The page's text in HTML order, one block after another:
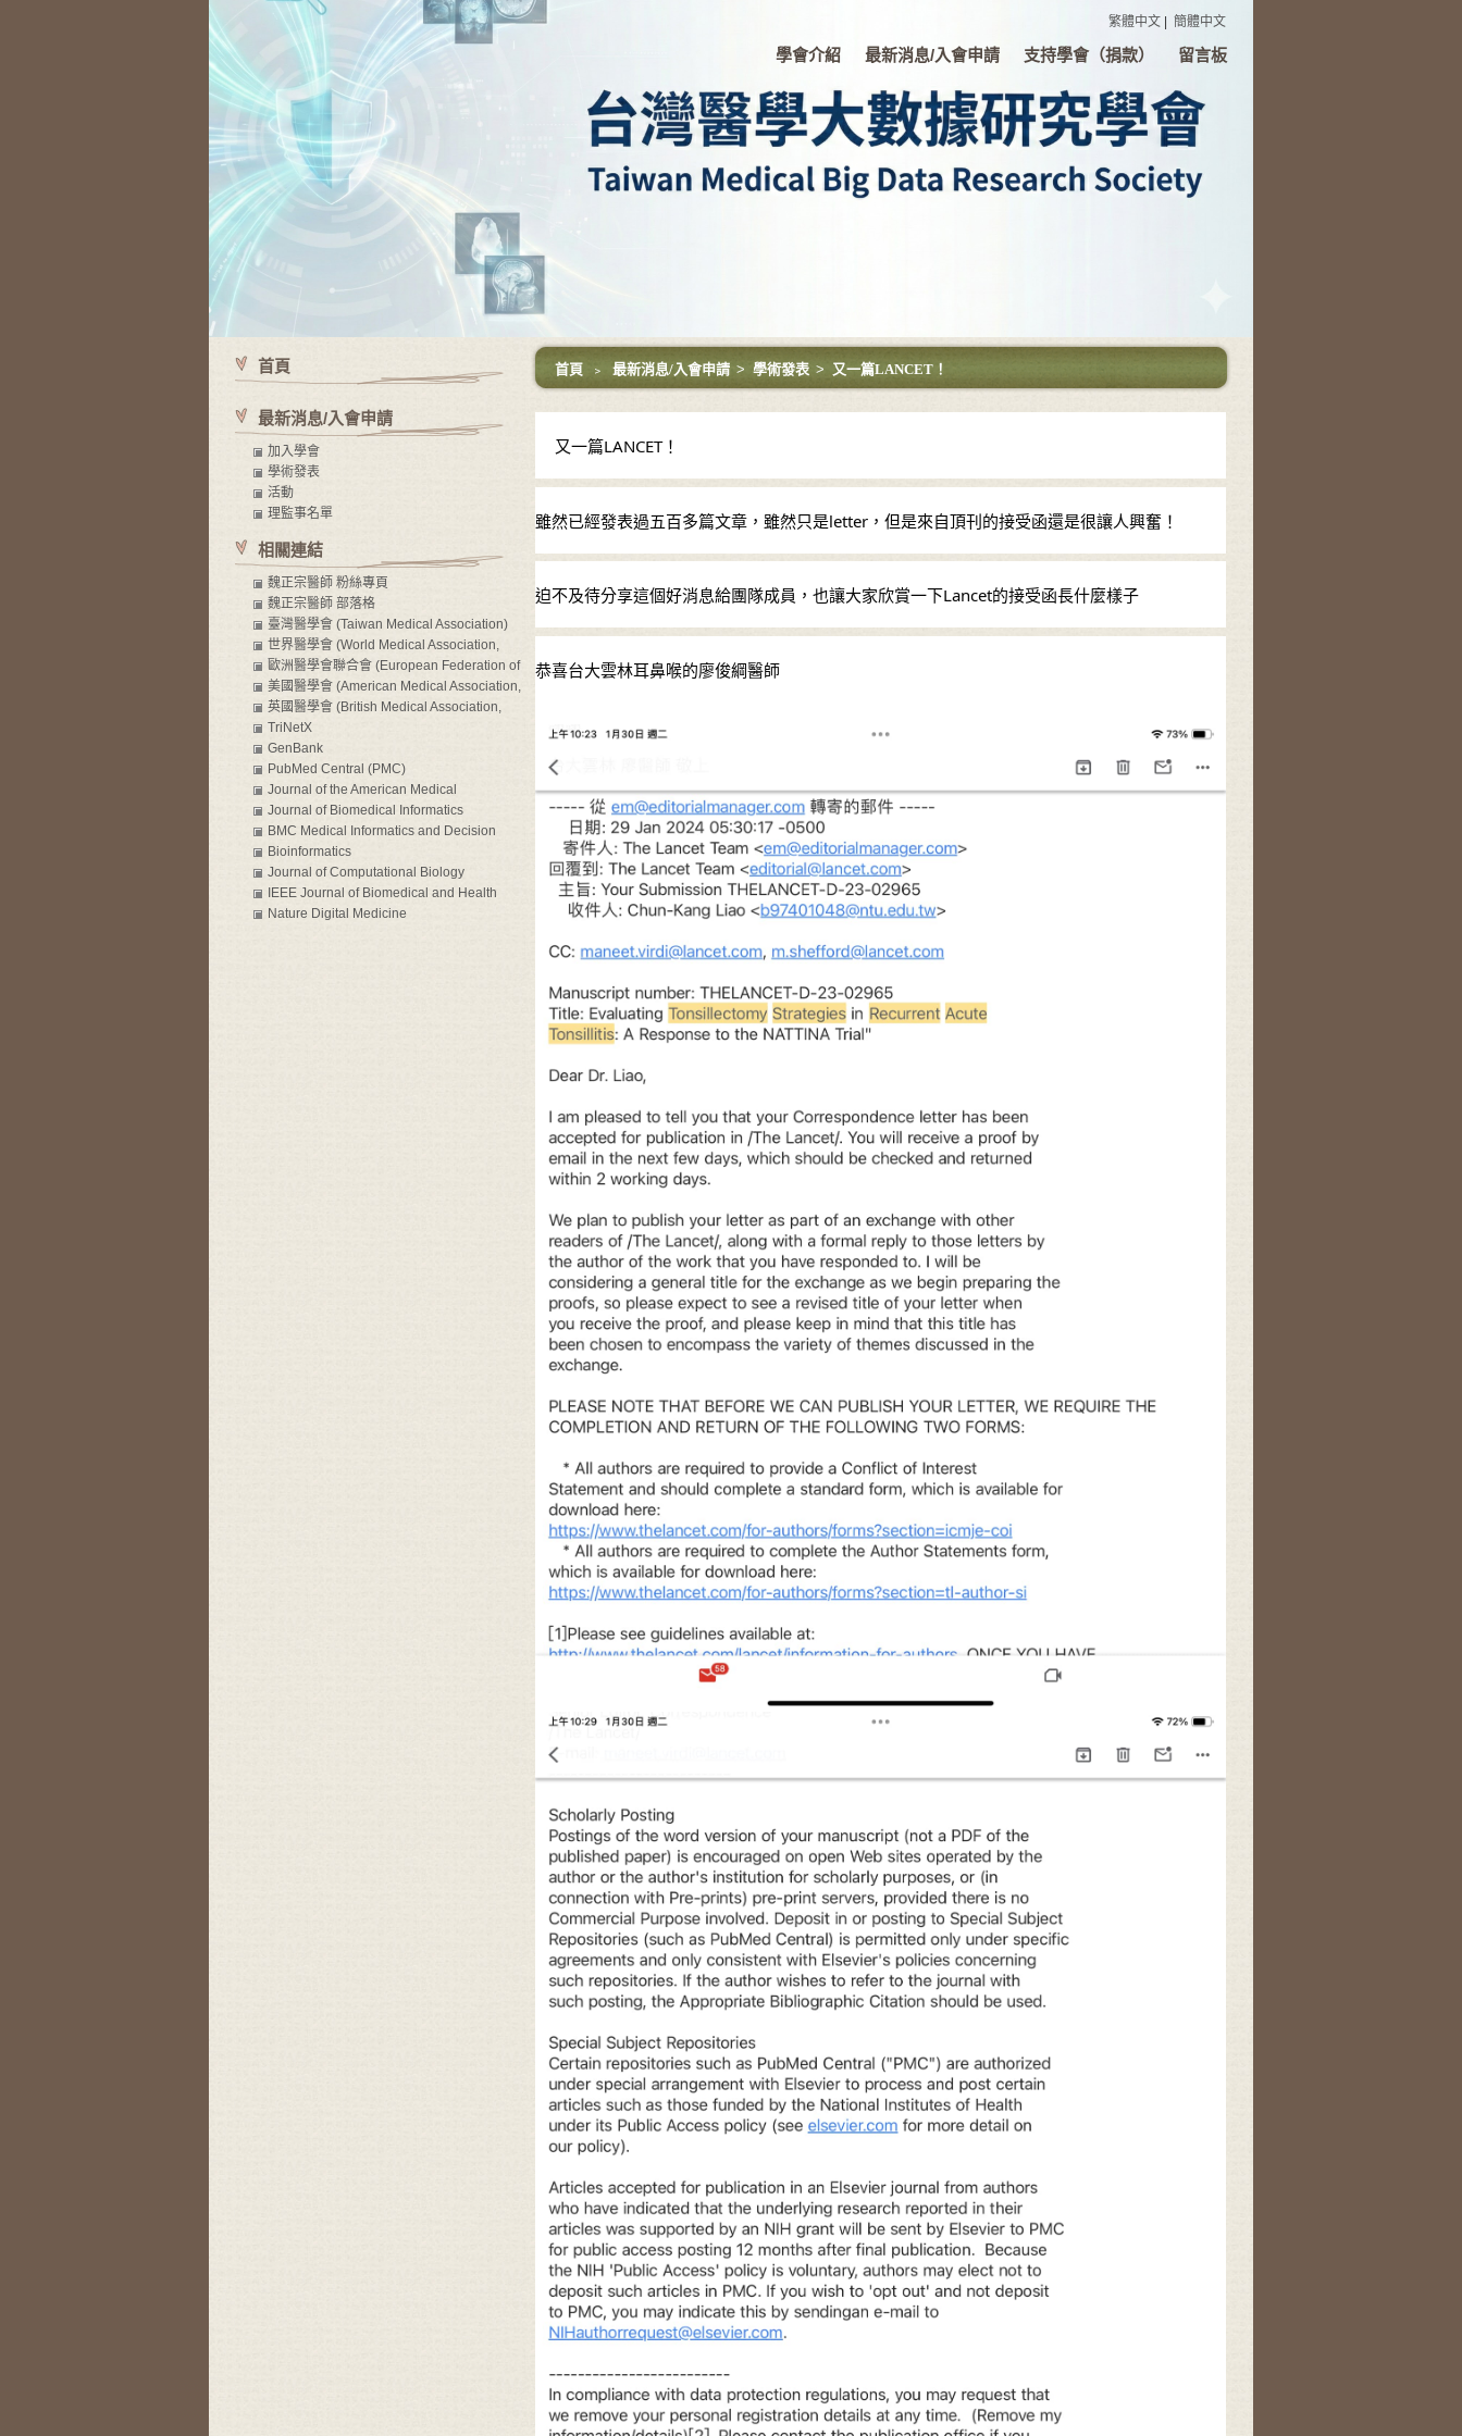
繁體中文 簡體中文
學會介紹 最新消息/入會申請 支持學會（捐款） 留言板
首頁 ﹥ 最新消息/入會申請 > 學術發表 > 又一篇LANCET！
又一篇LANCET！
雖然已經發表過五百多篇文章，雖然只是letter，但是來自頂刊的接受函還是很讓人興奮！
迫不及待分享這個好消息給團隊成員，也讓大家欣賞一下Lancet的接受函長什麼樣子
恭喜台大雲林耳鼻喉的廖俊綱醫師
首頁
最新消息/入會申請
加入學會
學術發表
活動
理監事名單
相關連結
魏正宗醫師 粉絲專頁
魏正宗醫師 部落格
臺灣醫學會 (Taiwan Medical Association)
世界醫學會 (World Medical Association,
WMA)
歐洲醫學會聯合會 (European Federation of
Internal Medicine, EFIM)
美國醫學會 (American Medical Association,
AMA)
英國醫學會 (British Medical Association,
BMA)
TriNetX
GenBank
PubMed Central (PMC)
Journal of the American Medical
Informatics Association (JAMIA)
Journal of Biomedical Informatics
BMC Medical Informatics and Decision
Making
Bioinformatics
Journal of Computational Biology
IEEE Journal of Biomedical and Health
Informatics
Nature Digital Medicine